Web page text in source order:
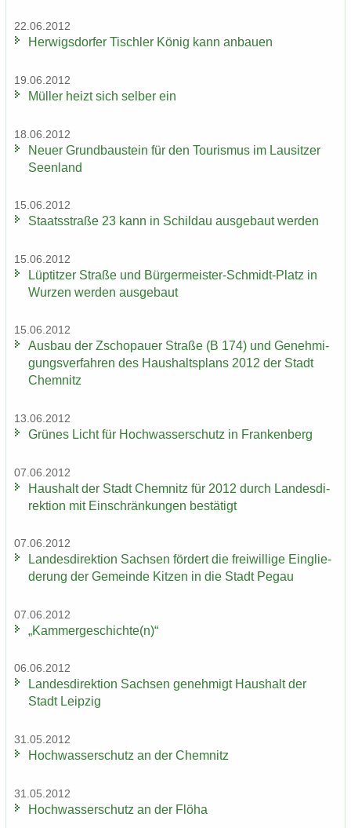
22.06.2012
Her­wigs­dor­fer Tisch­ler König kann an­bau­en
19.06.2012
Mül­ler heizt sich sel­ber ein
18.06.2012
Neuer Grund­bau­stein für den Tou­ris­mus im Lau­sit­zer
Se­en­land
15.06.2012
Staats­stra­ße 23 kann in Schildau aus­ge­baut wer­den
15.06.2012
Lüp­tit­zer Stra­ße und Bürgermeister-​Schmidt-Platz in
Wur­zen wer­den aus­ge­baut
15.06.2012
Aus­bau der Zscho­pau­er Stra­ße (B 174) und Ge­neh­mi­
gungs­ver­fah­ren des Haus­halts­plans 2012 der Stadt
Chem­nitz
13.06.2012
Grü­nes Licht für Hoch­was­ser­schutz in Fran­ken­berg
07.06.2012
Haus­halt der Stadt Chem­nitz für 2012 durch Lan­des­di­
rek­ti­on mit Ein­schrän­kun­gen be­stä­tigt
07.06.2012
Lan­des­di­rek­ti­on Sach­sen för­dert die frei­wil­li­ge Ein­glie­
de­rung der Ge­mein­de Kit­zen in die Stadt Pegau
07.06.2012
„Kam­mer­ge­schich­te(n)“
06.06.2012
Lan­des­di­rek­ti­on Sach­sen ge­neh­migt Haus­halt der
Stadt Leip­zig
31.05.2012
Hoch­was­ser­schutz an der Chem­nitz
31.05.2012
Hoch­was­ser­schutz an der Flöha